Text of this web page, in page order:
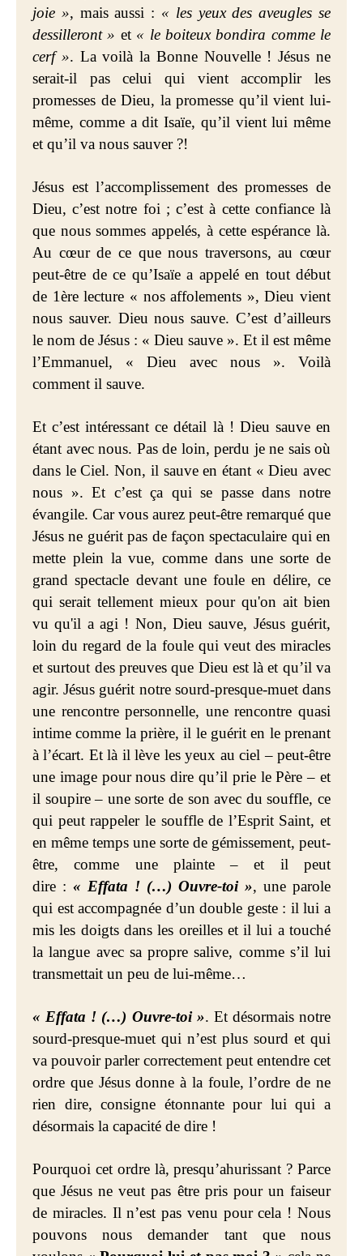
joie », mais aussi : « les yeux des aveugles se
dessilleront » et « le boiteux bondira comme le
cerf ». La voilà la Bonne Nouvelle ! Jésus ne
serait-il pas celui qui vient accomplir les
promesses de Dieu, la promesse qu’il vient lui-
même, comme a dit Isaïe, qu’il vient lui même
et qu’il va nous sauver ?!
Jésus est l’accomplissement des promesses de
Dieu, c’est notre foi ; c’est à cette confiance là
que nous sommes appelés, à cette espérance là.
Au cœur de ce que nous traversons, au cœur
peut-être de ce qu’Isaïe a appelé en tout début
de 1ère lecture « nos affolements », Dieu vient
nous sauver. Dieu nous sauve. C’est d’ailleurs
le nom de Jésus : « Dieu sauve ». Et il est même
l’Emmanuel, « Dieu avec nous ». Voilà
comment il sauve.
Et c’estintéressant ce détail là ! Dieu sauve en
étant avec nous. Pas de loin, perdu je ne sais où
dans le Ciel. Non, il sauve en étant « Dieu avec
nous ». Et c’est ça qui se passe dans notre
évangile. Car vous aurez peut-être remarqué que
Jésus ne guérit pas de façon spectaculaire qui en
mette plein la vue, comme dans une sorte de
grand spectacle devant une foule en délire, ce
qui serait tellement mieux pour qu'on ait bien
vu qu'il a agi ! Non, Dieu sauve, Jésus guérit,
loin du regard de la foule qui veut des miracles
et surtout des preuves que Dieu est là et qu’il va
agir. Jésus guérit notre sourd-presque-muet dans
une rencontre personnelle, une rencontre quasi
intime comme la prière, il le guérit en le prenant
à l’écart. Et là il lève les yeux au ciel – peut-être
une image pour nous dire qu’il prie le Père – et
il soupire – une sorte de son avec du souffle, ce
qui peut rappeler le souffle de l’Esprit Saint, et
en même temps une sorte de gémissement, peut-
être, comme une plainte – et il peut
dire : « Effata ! (…) Ouvre-toi », une parole
qui est accompagnée d’un double geste : il lui a
mis les doigts dans les oreilles et il lui a touché
la langue avec sa propre salive, comme s’il lui
transmettait un peu de lui-même…
« Effata ! (…) Ouvre-toi ». Et désormais notre
sourd-presque-muet qui n’est plus sourd et qui
va pouvoir parler correctement peut entendre cet
ordre que Jésus donne à la foule, l’ordre de ne
rien dire, consigne étonnante pour lui qui a
désormais la capacité de dire !
Pourquoi cet ordre là, presqu’ahurissant ? Parce
que Jésus ne veut pas être pris pour un faiseur
de miracles. Il n’est pas venu pour cela ! Nous
pouvons nous demander tant que nous